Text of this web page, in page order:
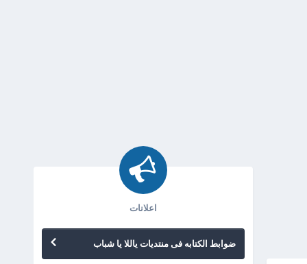
اعلانات
ضوابط الكتابه فى منتديات ياللا يا شباب